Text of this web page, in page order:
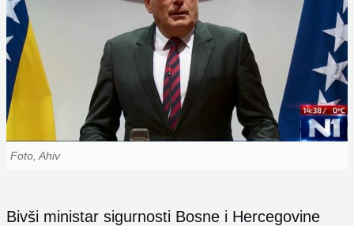
Foto, Ahiv
Bivši ministar sigurnosti Bosne i Hercegovine